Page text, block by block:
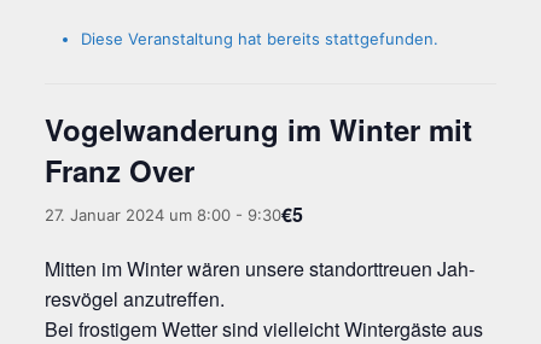
Diese Veranstaltung hat bereits stattgefunden.
Vogel­wan­de­rung im Win­ter mit
Franz Over
27. Januar 2024 um 8:00- 9:30€5
Mit­ten im Win­ter wären unse­re stand­ort­treu­en Jah­
res­vö­gel anzutreffen.
Bei fros­ti­gem Wet­ter sind viel­leicht Win­ter­gäs­te aus